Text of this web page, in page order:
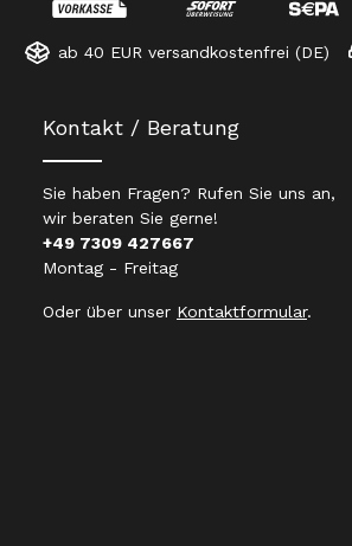
ab 40 EUR versandkostenfrei (DE)
Kontakt / Beratung
Sie haben Fragen? Rufen Sie uns an,
wir beraten Sie gerne!
+49 7309 427667
Montag - Freitag
Oder über unser Kontaktformular.